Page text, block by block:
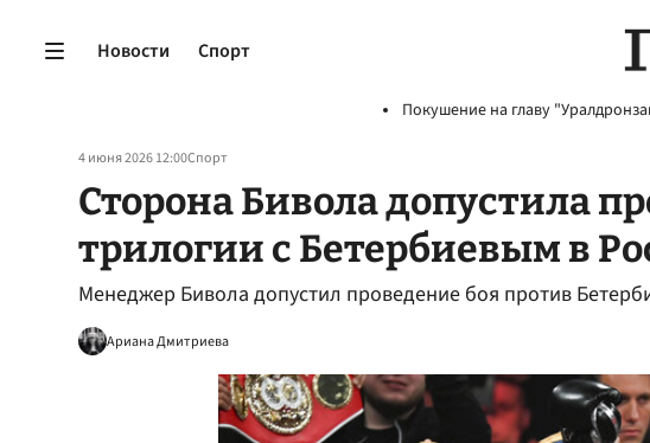
Новости Спорт
Покушение на главу
4 июня 2026 12:00Спорт
Сторона Бивола допустила
трилогии с Бетербиевым в
Менеджер Бивола допустил проведение боя против
Ариана Дмитриева